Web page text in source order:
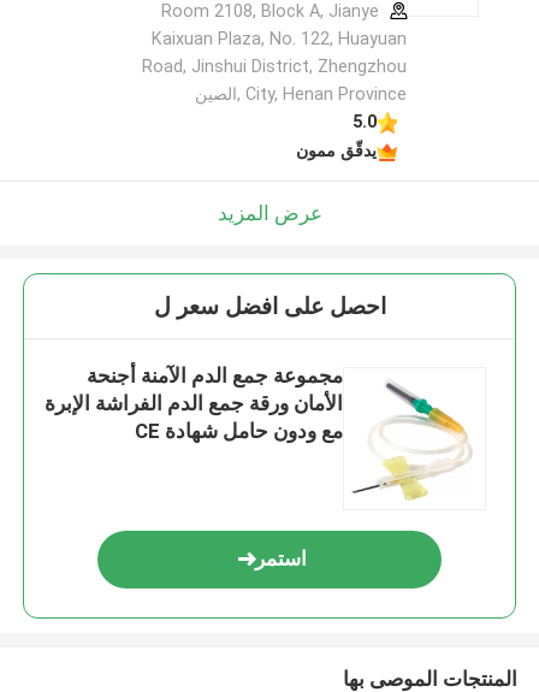
Room 2108, Block A, Jianye
Kaixuan Plaza, No. 122, Huayuan
Road, Jinshui District, Zhengzhou
City, Henan Province ,الصين
5.0
يدقّق ممون
عرض المزيد
احصل على افضل سعر ل
مجموعة جمع الدم الآمنة أجنحة
الأمان ورقة جمع الدم الفراشة الإبرة
مع ودون حامل شهادة CE
استمر
المنتجات الموصى بها